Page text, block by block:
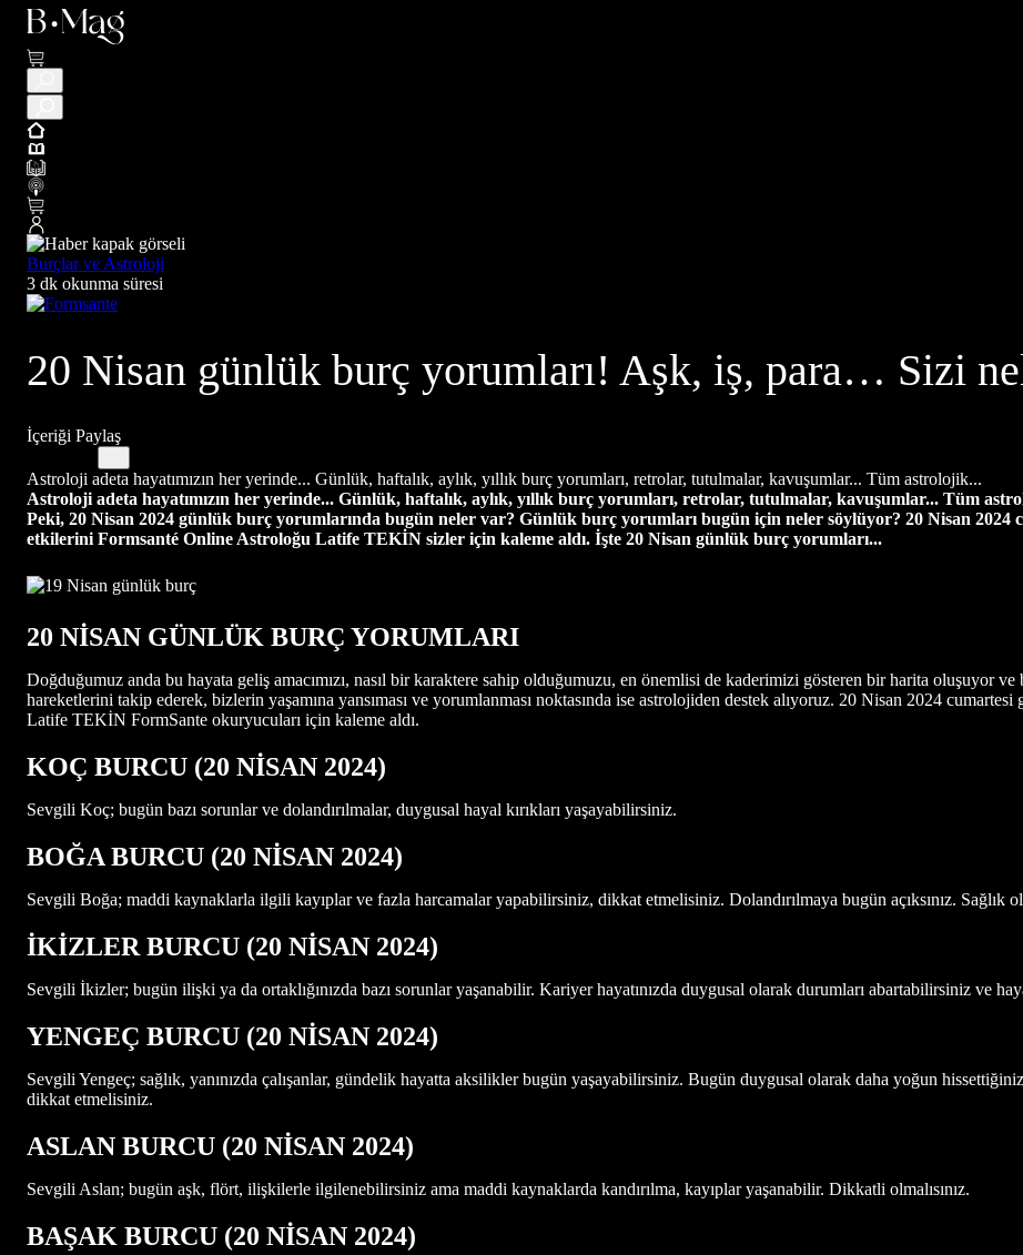
Burçlar ve Astroloji
3 dk okunma süresi
20 Nisan günlük burç yorumları! Aşk, iş, para… Sizi
İçeriği Paylaş
Astroloji adeta hayatımızın her yerinde... Günlük, haftalık, aylık, yıllık burç yorumları, retrolar, tutulmalar, kavuşumlar... Tüm astrolojik...
Astroloji adeta hayatımızın her yerinde... Günlük, haftalık, aylık, yıllık burç yorumları, retrolar, tutulmalar, kavuşumlar... Tüm
Peki, 20 Nisan 2024 günlük burç yorumlarında bugün neler var? Günlük burç yorumları bugün için neler söylüyor? 20 Nisan 2024
etkilerini Formsanté Online Astroloğu Latife TEKİN sizler için kaleme aldı. İşte 20 Nisan günlük burç yorumları...
20 NİSAN GÜNLÜK BURÇ YORUMLARI
Doğduğumuz anda bu hayata geliş amacımızı, nasıl bir karaktere sahip olduğumuzu, en önemlisi de kaderimizi gösteren bir harita oluşuyor
hareketlerini takip ederek, bizlerin yaşamına yansıması ve yorumlanması noktasında ise astrolojiden destek alıyoruz. 20 Nisan 2024
Latife TEKİN FormSante okuryucuları için kaleme aldı.
KOÇ BURCU (20 NİSAN 2024)
Sevgili Koç; bugün bazı sorunlar ve dolandırılmalar, duygusal hayal kırıkları yaşayabilirsiniz.
BOĞA BURCU (20 NİSAN 2024)
Sevgili Boğa; maddi kaynaklarla ilgili kayıplar ve fazla harcamalar yapabilirsiniz, dikkat etmelisiniz. Dolandırılmaya bugün açıksınız. Sağlık
İKİZLER BURCU (20 NİSAN 2024)
Sevgili İkizler; bugün ilişki ya da ortaklığınızda bazı sorunlar yaşanabilir. Kariyer hayatınızda duygusal olarak durumları abartabilirsiniz ve
YENGEÇ BURCU (20 NİSAN 2024)
Sevgili Yengeç; sağlık, yanınızda çalışanlar, gündelik hayatta aksilikler bugün yaşayabilirsiniz. Bugün duygusal olarak daha yoğun
dikkat etmelisiniz.
ASLAN BURCU (20 NİSAN 2024)
Sevgili Aslan; bugün aşk, flört, ilişkilerle ilgilenebilirsiniz ama maddi kaynaklarda kandırılma, kayıplar yaşanabilir. Dikkatli olmalısınız.
BAŞAK BURCU (20 NİSAN 2024)